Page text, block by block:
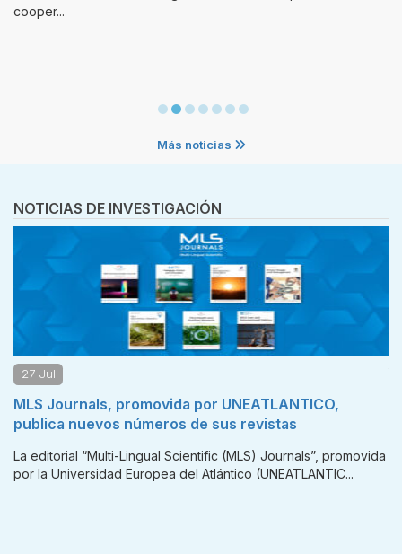
Más noticias
NOTICIAS DE INVESTIGACIÓN
por UNEATLANTICO,
de sus revistas
Scientific (MLS) Journals”, promovida
del Atlántico (UNEATLANTIC...
Investigadores de
estudio sobre
La Dra. Yini Airet Miró,